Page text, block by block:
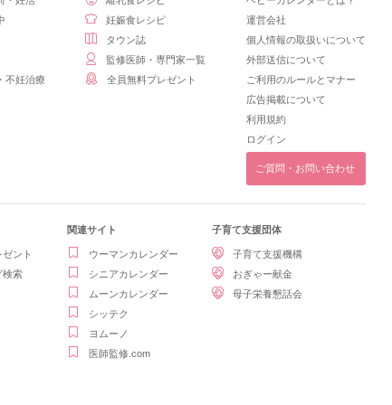
不妊治療
妊娠食レシピ
タウン誌
監修医師・専門家一覧
全員無料プレゼント
運営会社
個人情報の取扱いについて
外部送信について
ご利用のルールとマナー
広告掲載について
利用規約
ログイン
ご質問・お問い合わせ
ント
検索
関連サイト
ウーマンカレンダー
シニアカレンダー
ムーンカレンダー
シッテク
ヨムーノ
医師監修.com
子育て支援団体
子育て支援機構
おぎゃー献金
母子栄養懇話会